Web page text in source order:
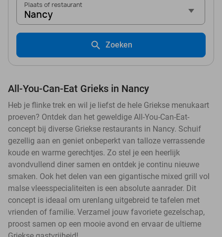
Plaats of restaurant
Nancy
Zoeken
All-You-Can-Eat Grieks in Nancy
Heb je flinke trek en wil je liefst de hele Griekse menukaart
proeven? Ontdek dan het geweldige All-You-Can-Eat-
concept bij diverse Griekse restaurants in Nancy. Schuif
gezellig aan en geniet onbeperkt van talloze verrassende
koude en warme gerechtjes. Zo stel je een heerlijk
avondvullend diner samen en ontdek je continu nieuwe
smaken. Ook het delen van een gigantische mixed grill vol
malse vleesspecialiteiten is een absolute aanrader. Dit
concept is ideaal om urenlang uitgebreid te tafelen met
vrienden of familie. Verzamel jouw favoriete gezelschap,
proost samen op een mooie avond en ervaar de ultieme